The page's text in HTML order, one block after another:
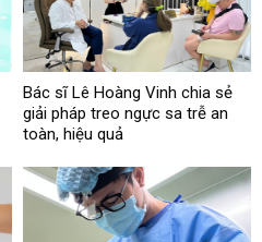
Bác sĩ Lê Hoàng Vinh chia sẻ
giải pháp treo ngực sa trễ an
toàn, hiệu quả